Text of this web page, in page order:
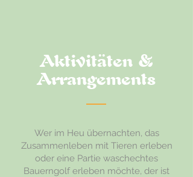
Aktivitäten &
Arrangements
Wer im Heu übernachten, das
Zusammenleben mit Tieren erleben
oder eine Partie waschechtes
Bauerngolf erleben möchte, der ist